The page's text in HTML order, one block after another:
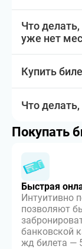
Что
уже нет
Купить
Что
Покупать
Быстрая
Интуитивно
позволяют
банковской
жд билета —